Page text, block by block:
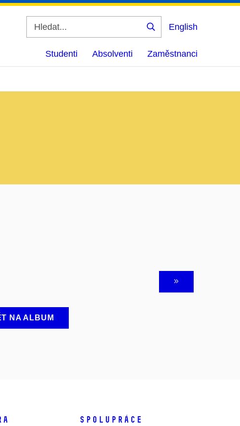
Vyhledat
English
Studenti Absolventi Zaměstnanci
NA ALBUM
SPOLUPRÁCE